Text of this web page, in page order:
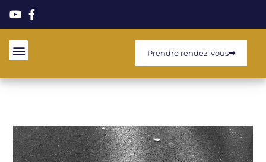
Prendre rendez-vous